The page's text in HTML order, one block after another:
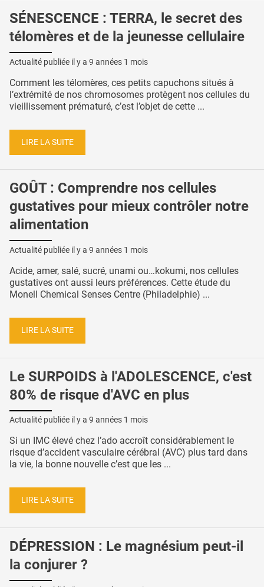
SÉNESCENCE : TERRA, le secret des
télomères et de la jeunesse cellulaire
Actualité publiée il y a 9 années 1 mois
Comment les télomères, ces petits capuchons situés à
l’extrémité de nos chromosomes protègent nos cellules du
vieillissement prématuré, c’est l’objet de cette ...
LIRE LA SUITE
GOÛT : Comprendre nos cellules
gustatives pour mieux contrôler notre
alimentation
Actualité publiée il y a 9 années 1 mois
Acide, amer, salé, sucré, unami ou…kokumi, nos cellules
gustatives ont aussi leurs préférences. Cette étude du
Monell Chemical Senses Centre (Philadelphie) ...
LIRE LA SUITE
Le SURPOIDS à l'ADOLESCENCE, c'est
80% de risque d'AVC en plus
Actualité publiée il y a 9 années 1 mois
Si un IMC élevé chez l’ado accroît considérablement le
risque d’accident vasculaire cérébral (AVC) plus tard dans
la vie, la bonne nouvelle c’est que les ...
LIRE LA SUITE
DÉPRESSION : Le magnésium peut-il
la conjurer ?